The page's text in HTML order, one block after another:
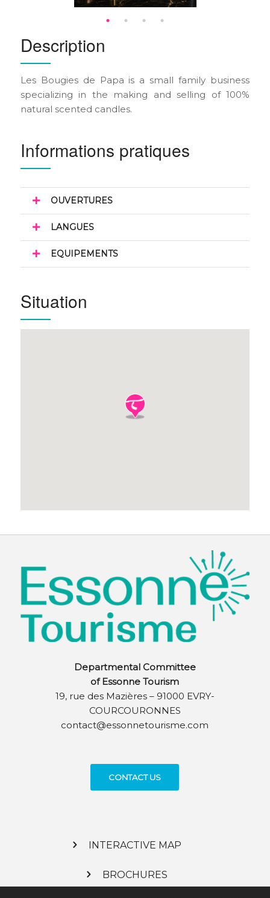
Description
Les Bougies de Papa is a small family business
specializing in the making and selling of 100%
natural scented candles.
Informations pratiques
OUVERTURES
LANGUES
EQUIPEMENTS
Situation
Departmental Committee
of Essonne Tourism
19, rue des Mazières – 91000 EVRY-
COURCOURONNES
contact@essonnetourisme.com
CONTACT US
INTERACTIVE MAP
BROCHURES